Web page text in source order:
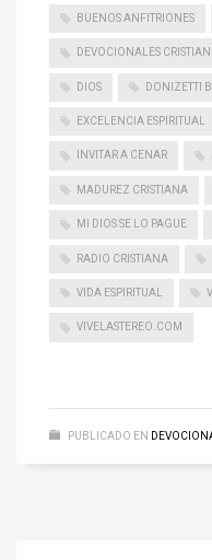
BUENOS ANFITRIONES
DEVOCIONALES
DIOS DONIZETTI
EXCELENCIA ESPIRITUAL
INVITAR A CENAR
MADUREZ CRISTIANA
MI DIOS SE LO PAGUE
RADIO CRISTIANA
VIDA ESPIRITUAL
VIVELASTEREO.COM
PUBLICADO EN